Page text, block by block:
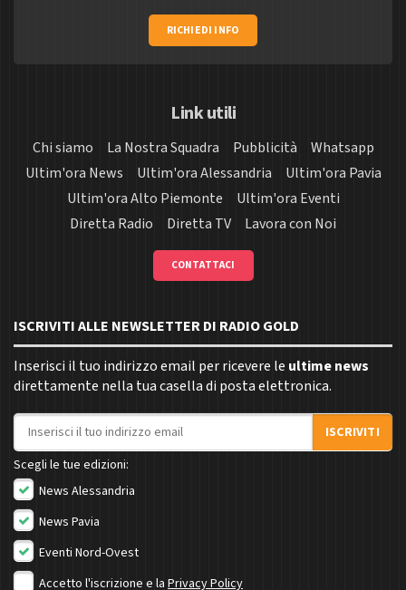
RICHIEDI INFO
Link utili
Chi siamo La Nostra Squadra Pubblicità
Whatsapp
Ultim'ora News
Ultim'ora Alessandria
Ultim'ora Pavia
Ultim'ora Alto Piemonte
Ultim'ora Eventi
Diretta Radio
Diretta TV Lavora con Noi
CONTATTACI
ISCRIVITI ALLE NEWSLETTER DI RADIO GOLD
Inserisci il tuo indirizzo email per ricevere le ultime news
direttamente nella tua casella di posta elettronica.
Indirizzo email
ISCRIVITI
Scegli le tue edizioni:
News Alessandria
News Pavia
Eventi Nord-Ovest
Accetto l'iscrizione e la Privacy Policy